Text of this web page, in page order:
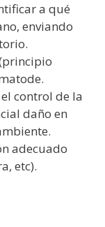
a qué
enviando
control de la
daño en
adecuado
etc).